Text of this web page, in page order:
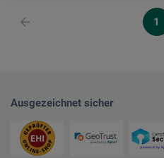
1
Ausgezeichnet sicher